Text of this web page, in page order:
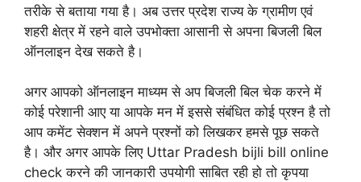
तरीके से बताया गया है। अब उत्तर प्रदेश राज्य के ग्रामीण एवं
शहरी क्षेत्र में रहने वाले उपभोक्ता आसानी से अपना बिजली बिल
ऑनलाइन देख सकते है।
अगर आपको ऑनलाइन माध्यम से अप बिजली बिल चेक करने में
कोई परेशानी आए या आपके मन में इससे संबंधित कोई प्रश्न है तो
आप कमेंट सेक्शन में अपने प्रश्नों को लिखकर हमसे पूछ सकते
है। और अगर आपके लिए Uttar Pradesh bijli bill online
check करने की जानकारी उपयोगी साबित रही हो तो कृपया